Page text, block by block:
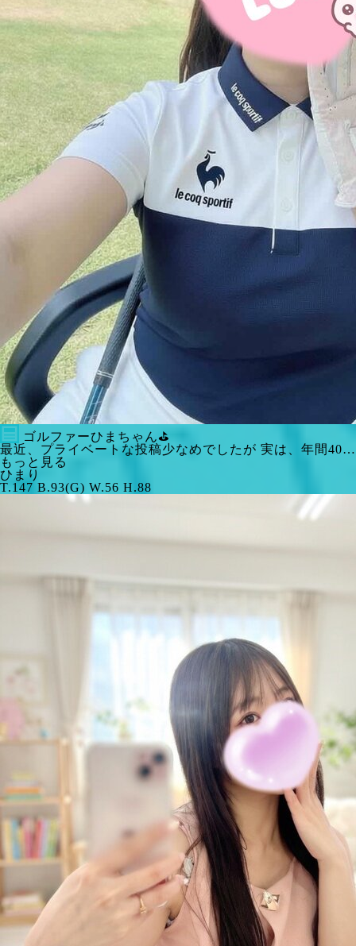
ゴルファーひまちゃん⛳️
最近、プライベートな投稿少なめでしたが 実は、年間40…
もっと見る
ひまり
T.147 B.93(G) W.56 H.88